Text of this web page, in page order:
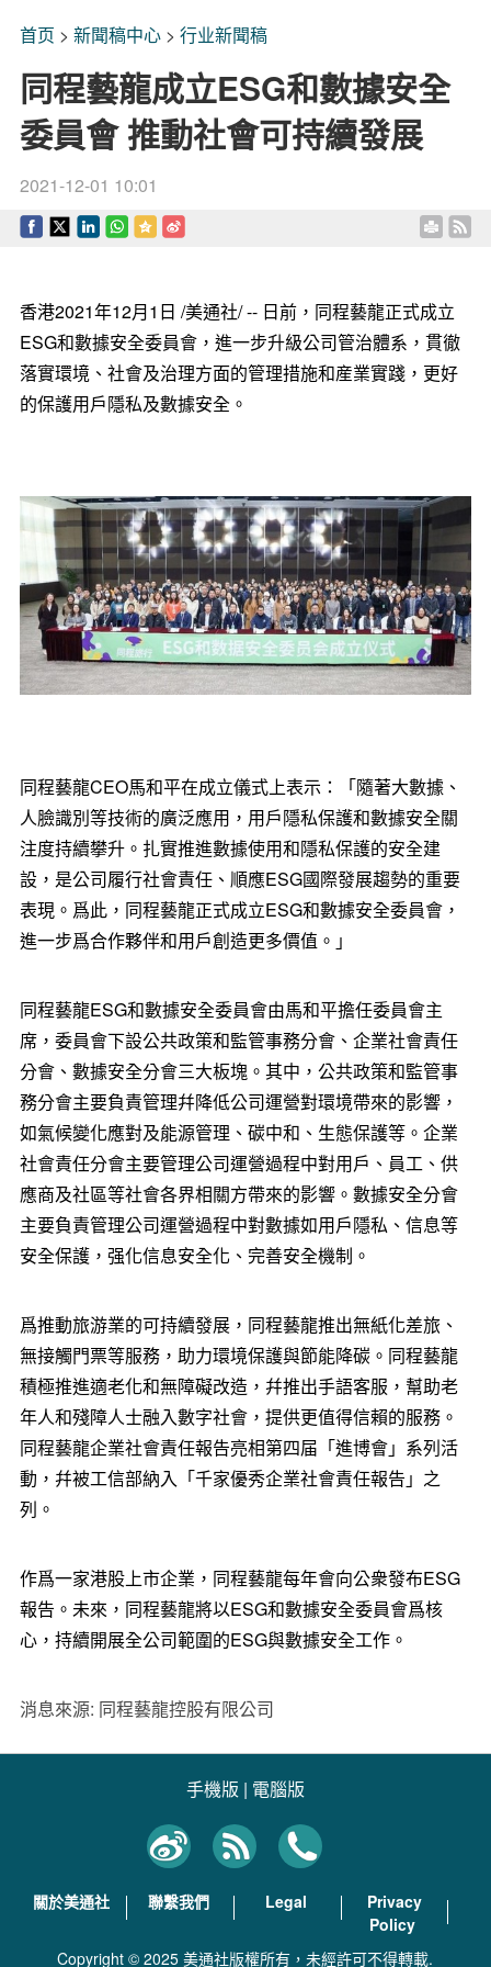
首页 > 新聞稿中心> 行业新聞稿
同程藝龍成立ESG和數據安全
委員會 推動社會可持續發展
2021-12-01 10:01
香港2021年12月1日 /美通社/ -- 日前，同程藝龍正式成立
ESG和數據安全委員會，進一步升級公司管治體系，貫徹
落實環境、社會及治理方面的管理措施和産業實踐，更好
的保護用戶隱私及數據安全。
同程藝龍CEO馬和平在成立儀式上表示：「隨著大數據、
人臉識別等技術的廣泛應用，用戶隱私保護和數據安全關
注度持續攀升。扎實推進數據使用和隱私保護的安全建
設，是公司履行社會責任、順應ESG國際發展趨勢的重要
表現。爲此，同程藝龍正式成立ESG和數據安全委員會，
進一步爲合作夥伴和用戶創造更多價值。」
同程藝龍ESG和數據安全委員會由馬和平擔任委員會主
席，委員會下設公共政策和監管事務分會、企業社會責任
分會、數據安全分會三大板塊。其中，公共政策和監管事
務分會主要負責管理幷降低公司運營對環境帶來的影響，
如氣候變化應對及能源管理、碳中和、生態保護等。企業
社會責任分會主要管理公司運營過程中對用戶、員工、供
應商及社區等社會各界相關方帶來的影響。數據安全分會
主要負責管理公司運營過程中對數據如用戶隱私、信息等
安全保護，强化信息安全化、完善安全機制。
爲推動旅游業的可持續發展，同程藝龍推出無紙化差旅、
無接觸門票等服務，助力環境保護與節能降碳。同程藝龍
積極推進適老化和無障礙改造，幷推出手語客服，幫助老
年人和殘障人士融入數字社會，提供更值得信賴的服務。
同程藝龍企業社會責任報告亮相第四届「進博會」系列活
動，幷被工信部納入「千家優秀企業社會責任報告」之
列。
作爲一家港股上市企業，同程藝龍每年會向公衆發布ESG
報告。未來，同程藝龍將以ESG和數據安全委員會爲核
心，持續開展全公司範圍的ESG與數據安全工作。
消息來源: 同程藝龍控股有限公司
手機版 | 電腦版
關於美通社 聯繫我們 Legal
Privacy
Policy
Copyright © 2025 美通社版權所有，未經許可不得轉載.